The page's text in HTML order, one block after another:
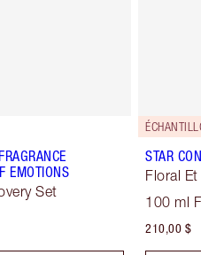
EMOTIONS
Set
STAR
Floral
100 ml
210,00 $